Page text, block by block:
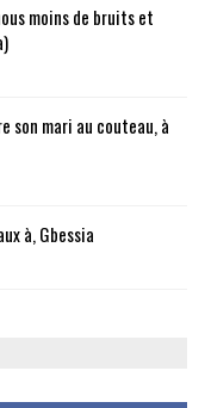
moins de bruits et
son mari au couteau, à
à, Gbessia